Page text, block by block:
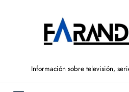
Información sobre televisión,